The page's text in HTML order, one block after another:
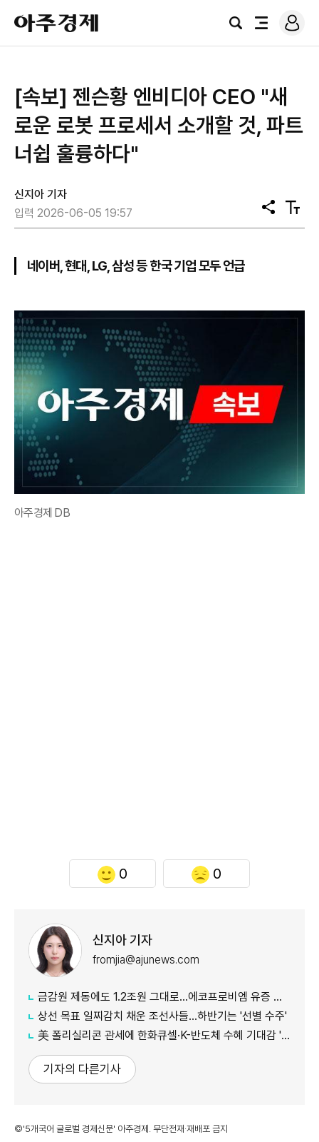
아
주
경
검
전
로
그
[속보] 젠슨황 엔비디아 CEO "새
로운 로봇 프로세서 소개할 것, 파트
너쉽 훌륭하다"
신지아 기자
입력 2026-06-05 19:57
공
유
텍
스
네이버, 현대, LG, 삼성 등 한국 기업 모두 언급
아주경제 DB
0 0
신지아 기자
fromjia@ajunews.com
금감원 제동에도 1.2조원 그대로...에코프로비엠 유증 정정 신고서 제출
상선 목표 일찌감치 채운 조선사들...하반기는 '선별 수주'
美 폴리실리콘 관세에 한화큐셀·K-반도체 수혜 기대감 '쑥'
기자의 다른기사
©'5개국어 글로벌 경제신문' 아주경제. 무단전재·재배포 금지